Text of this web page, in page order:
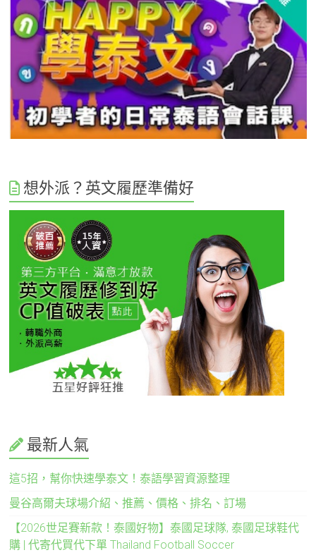
想外派？英文履歷準備好
最新人氣
這5招，幫你快速學泰文！泰語學習資源整理
曼谷高爾夫球場介紹、推薦、價格、排名、訂場
【2026世足賽新款！泰國好物】泰國足球隊, 泰國足球鞋代
購 | 代寄代買代下單 Thailand Football Soccer